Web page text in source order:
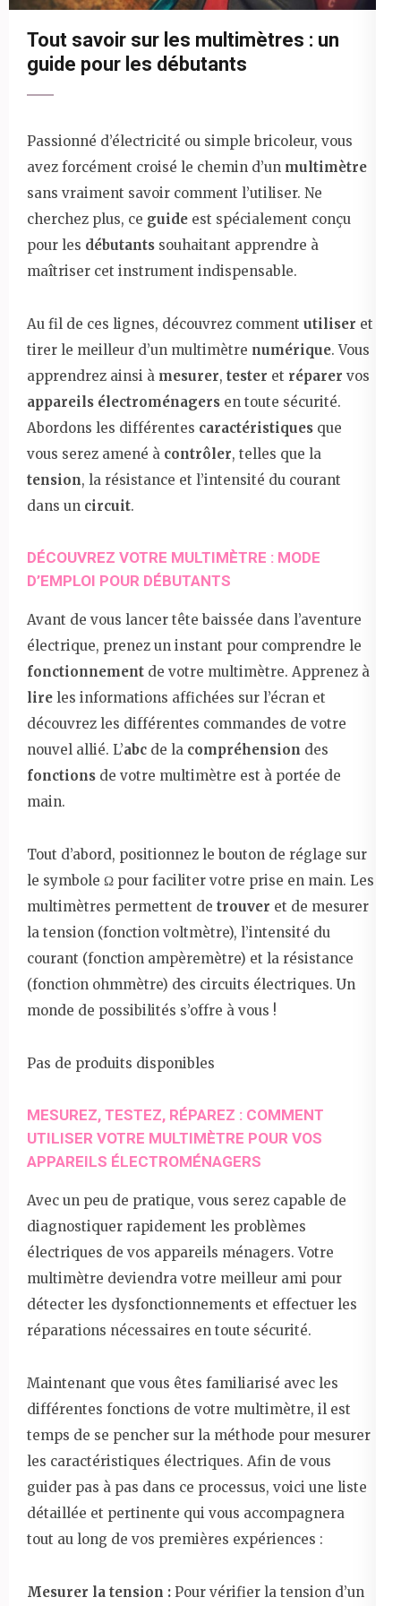
Tout savoir sur les multimètres : un
guide pour les débutants
Passionné d’électricité ou simple bricoleur, vous
avez forcément croisé le chemin d’un multimètre
sans vraiment savoir comment l’utiliser. Ne
cherchez plus, ce guide est spécialement conçu
pour les débutants souhaitant apprendre à
maîtriser cet instrument indispensable.
Au fil de ces lignes, découvrez comment utiliser et
tirer le meilleur d’un multimètre numérique. Vous
apprendrez ainsi à mesurer, tester et réparer vos
appareils électroménagers en toute sécurité.
Abordons les différentes caractéristiques que
vous serez amené à contrôler, telles que la
tension, la résistance et l’intensité du courant
dans un circuit.
DÉCOUVREZ VOTRE MULTIMÈTRE : MODE
D’EMPLOI POUR DÉBUTANTS
Avant de vous lancer tête baissée dans l’aventure
électrique, prenez un instant pour comprendre le
fonctionnement de votre multimètre. Apprenez à
lire les informations affichées sur l’écran et
découvrez les différentes commandes de votre
nouvel allié. L’abc de la compréhension des
fonctions de votre multimètre est à portée de
main.
Tout d’abord, positionnez le bouton de réglage sur
le symbole Ω pour faciliter votre prise en main. Les
multimètres permettent de trouver et de mesurer
la tension (fonction voltmètre), l’intensité du
courant (fonction ampèremètre) et la résistance
(fonction ohmmètre) des circuits électriques. Un
monde de possibilités s’offre à vous !
Pas de produits disponibles
MESUREZ, TESTEZ, RÉPAREZ : COMMENT
UTILISER VOTRE MULTIMÈTRE POUR VOS
APPAREILS ÉLECTROMÉNAGERS
Avec un peu de pratique, vous serez capable de
diagnostiquer rapidement les problèmes
électriques de vos appareils ménagers. Votre
multimètre deviendra votre meilleur ami pour
détecter les dysfonctionnements et effectuer les
réparations nécessaires en toute sécurité.
Maintenant que vous êtes familiarisé avec les
différentes fonctions de votre multimètre, il est
temps de se pencher sur la méthode pour mesurer
les caractéristiques électriques. Afin de vous
guider pas à pas dans ce processus, voici une liste
détaillée et pertinente qui vous accompagnera
tout au long de vos premières expériences :
Mesurer la tension : Pour vérifier la tension d’un